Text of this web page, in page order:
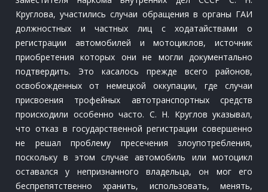
Круглова, участились случаи обращения в органы ГАИ
должностных и частных лиц с ходатайствами о
регистрации автомобилей и мотоциклов, источник
приобретения которых они не могли документально
подтвердить. Это касалось прежде всего районов,
освобожденных от немецкой оккупации, где случаи
присвоения трофейных автотранспортных средств
происходили особенно часто. С. Н. Круглов указывал,
что отказ в государственной регистрации совершенно
не решал проблему пресечения злоупотребления,
поскольку в этом случае автомобиль или мотоцикл
оставался у непризнанного владельца, он мог его
беспрепятственно хранить, использовать, менять,